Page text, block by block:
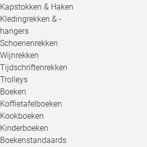
Kapstokken & Haken
Kledingrekken & -
hangers
Schoenenrekken
Wijnrekken
Tijdschriftenrekken
Trolleys
Boeken
Koffietafelboeken
Kookboeken
Kinderboeken
Boekenstandaards